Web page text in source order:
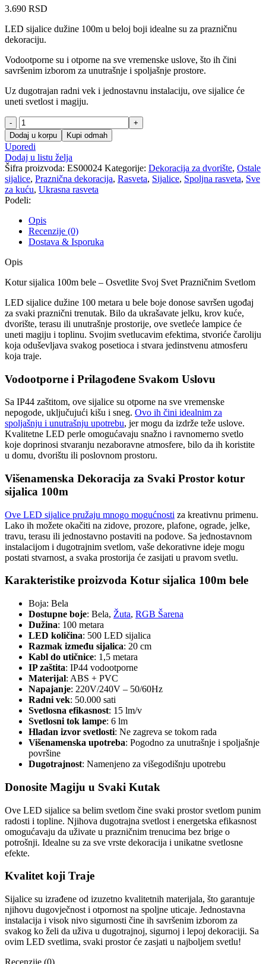
3.690 RSD
LED sijalice dužine 100m u beloj boji idealne su za prazničnu
dekoraciju.
Vodootporne su i otporne na sve vremenske uslove, što ih čini
savršenim izborom za unutrašnje i spoljašnje prostore.
Uz dugotrajan radni vek i jednostavnu instalaciju, ove sijalice će
uneti svetlost i magiju.
Kotur
sijalica
100m
bele
količina
Dodaj u korpu Kupi odmah
Uporedi
Dodaj u listu želja
Šifra proizvoda: ES00024 Kategorije: Dekoracija za dvorište, Ostale
sijalice, Praznična dekoracija, Rasveta, Sijalice, Spoljna rasveta, Sve
za kuću, Ukrasna rasveta
Podeli:
Opis
Recenzije (0)
Dostava & Isporuka
Opis
Kotur sijalica 100m bele – Osvetlite Svoj Svet Prazničnim Svetlom
LED sijalice dužine 100 metara u bele boje donose savršen ugođaj
za svaki praznični trenutak. Bilo da ukrašavate jelku, krov kuće,
dvorište, terasu ili unutrašnje prostorije, ove svetleće lampice će
uneti magiju i toplinu. Svojim svetlucavim efektima, stvoriće čaroliju
koja oduševljava svakog posetioca i stvara jedinstvenu atmosferu
koja traje.
Vodootporne i Prilagođene Svakom Uslovu
Sa IP44 zaštitom, ove sijalice su otporne na sve vremenske
nepogode, uključujući kišu i sneg. Ovo ih čini idealnim za
spoljašnju i unutrašnju upotrebu, jer mogu da izdrže teže uslove.
Kvalitetne LED perle omogućavaju snažno i ravnomerno svetlo
koje doprinosi stvaranju nezaboravne atmosfere, bilo da ih koristite
u domu, dvorištu ili poslovnom prostoru.
Višenamenska Dekoracija za Svaki Prostor kotur
sijalica 100m
Ove LED sijalice pružaju mnogo mogućnosti za kreativnu primenu.
Lako ih možete okačiti na zidove, prozore, plafone, ograde, jelke,
travu, terasu ili jednostavno postaviti na podove. Sa jednostavnom
instalacijom i dugotrajnim svetlom, vaše dekorativne ideje mogu
postati stvarnost, a svaka prostorija će zasijati u pravom svetlu.
Karakteristike proizvoda Kotur sijalica 100m bele
Boja: Bela
Dostupne boje: Bela, Žuta, RGB Šarena
Dužina: 100 metara
LED količina: 500 LED sijalica
Razmak između sijalica: 20 cm
Kabl do utičnice: 1,5 metara
IP zaštita: IP44 vodootporne
Materijal: ABS + PVC
Napajanje: 220V/240V – 50/60Hz
Radni vek: 50.000 sati
Svetlosna efikasnost: 15 lm/v
Svetlosni tok lampe: 6 lm
Hladan izvor svetlosti: Ne zagreva se tokom rada
Višenamenska upotreba: Pogodno za unutrašnje i spoljašnje
površine
Dugotrajnost: Namenjeno za višegodišnju upotrebu
Donosite Magiju u Svaki Kutak
Ove LED sijalice sa belim svetlom čine svaki prostor svetlom punim
radosti i topline. Njihova dugotrajna svetlost i energetska efikasnost
omogućavaju da uživate u prazničnim trenucima bez brige o
potrošnji. Idealne su za sve vrste dekoracija i unikatne svetlosne
efekte.
Kvalitet koji Traje
Sijalice su izrađene od izuzetno kvalitetnih materijala, što garantuje
njihovu dugovječnost i otpornost na spoljne uticaje. Jednostavna
instalacija i visok nivo sigurnosti čine ih savršenim izborom za
svakog ko želi da uživa u dugotrajnoj, sigurnoj i lepoj dekoraciji. Sa
ovim LED svetlima, svaki prostor će zasjati u najboljem svetlu!
Recenzije (0)